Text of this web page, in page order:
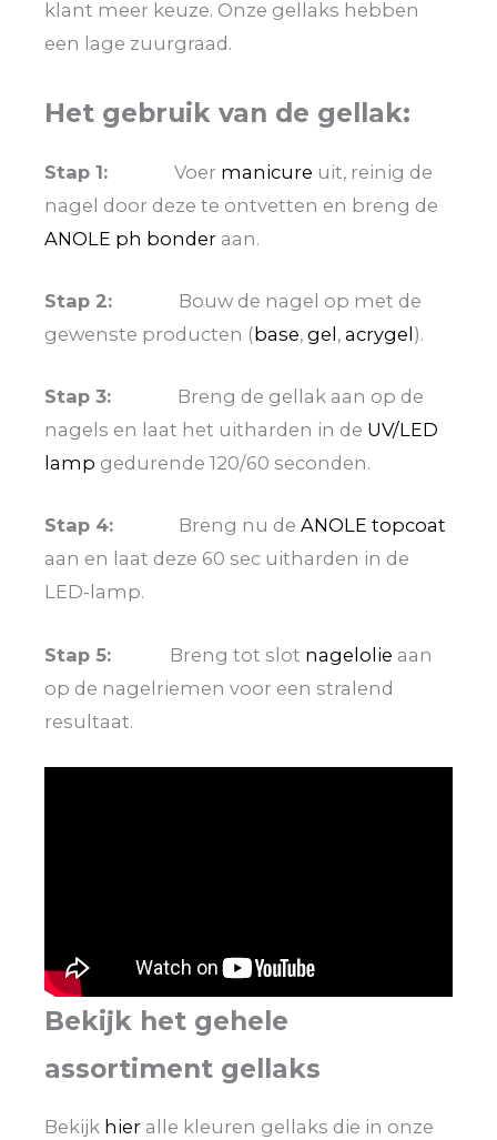
klant meer keuze. Onze gellaks hebben
een lage zuurgraad.
Het gebruik van de gellak:
Stap 1: Voer manicure uit, reinig de
nagel door deze te ontvetten en breng de
ANOLE ph bonder aan.
Stap 2: Bouw de nagel op met de
gewenste producten (base, gel, acrygel).
Stap 3: Breng de gellak aan op de
nagels en laat het uitharden in de UV/LED
lamp gedurende 120/60 seconden.
Stap 4: Breng nu de ANOLE topcoat
aan en laat deze 60 sec uitharden in de
LED-lamp.
Stap 5: Breng tot slot nagelolie aan
op de nagelriemen voor een stralend
resultaat.
Bekijk het gehele
assortiment gellaks
Bekijk hier alle kleuren gellaks die in onze